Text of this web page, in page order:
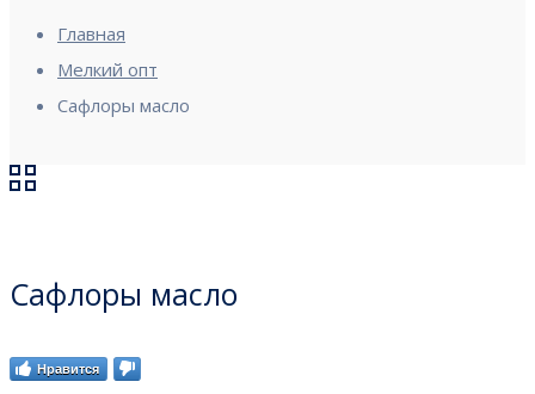
Главная
Мелкий опт
Сафлоры масло
Сафлоры масло
Нравится